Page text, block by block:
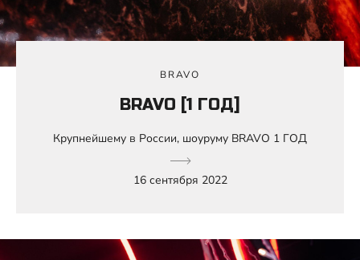
BRAVO
BRAVO [1 ГОД]
Крупнейшему в России, шоуруму BRAVO 1 ГОД
16 сентября 2022